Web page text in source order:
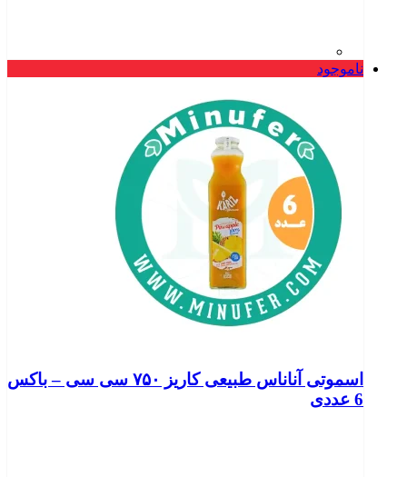
ناموجود
اسموتی آناناس طبیعی کاریز ۷۵۰ سی سی – باکس
6 عددی